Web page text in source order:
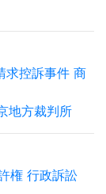
求控訴事件 商
地方裁判所
権 行政訴訟